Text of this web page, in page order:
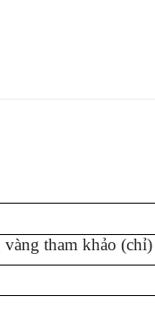
tham khảo (chỉ)